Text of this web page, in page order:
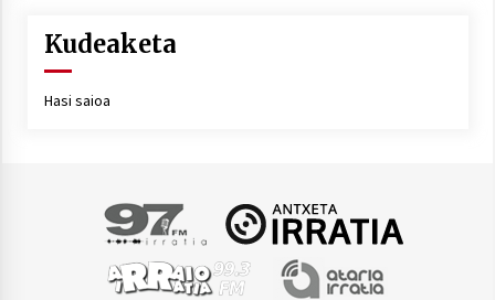
Kudeaketa
Hasi saioa